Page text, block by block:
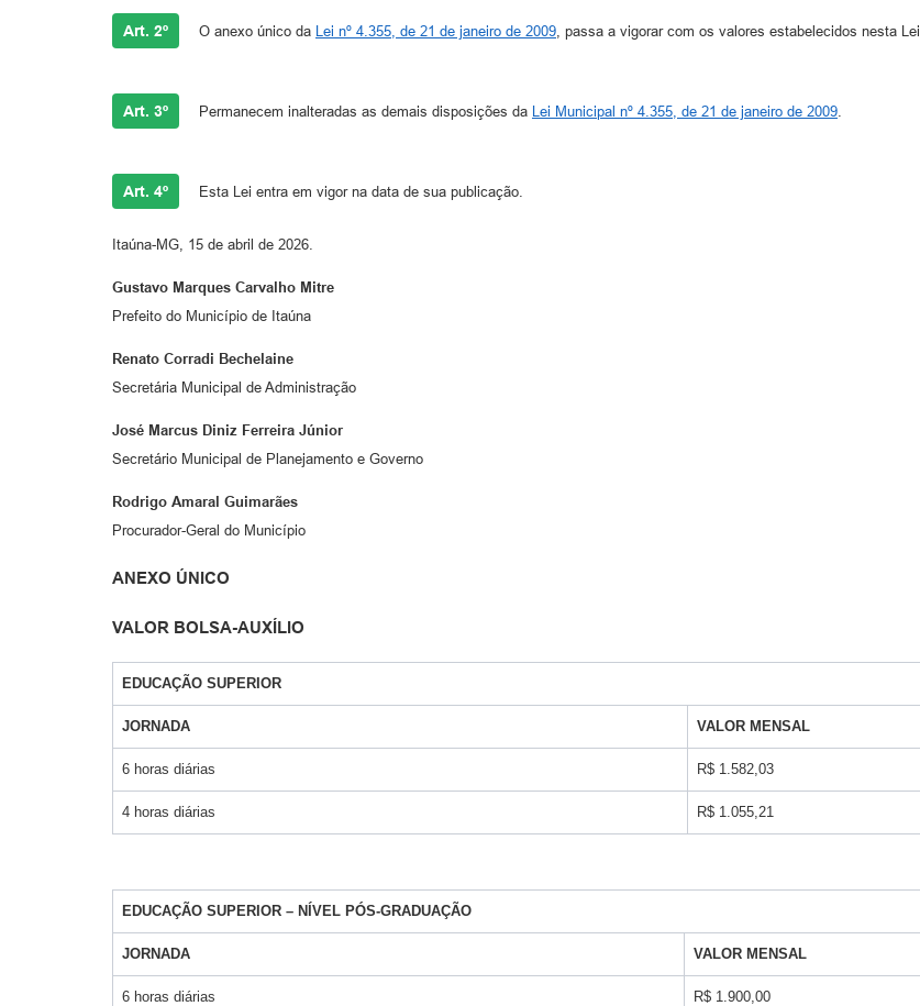
Art. 2º O anexo único da Lei nº 4.355, de 21 de janeiro de 2009 , passa a vigorar com os valores estabelecidos nesta Lei.
Art. 3º Permanecem inalteradas as demais disposições da Lei Municipal nº 4.355, de 21 de janeiro de 2009
Art. 4º Esta Lei entra em vigor na data de sua publicação.
Itaúna-MG, 15 de abril de 2026.
Gustavo Marques Carvalho Mitre
Prefeito do Município de Itaúna
Renato Corradi Bechelaine
Secretária Municipal de Administração
José Marcus Diniz Ferreira Júnior
Secretário Municipal de Planejamento e Governo
Rodrigo Amaral Guimarães
Procurador-Geral do Município
ANEXO ÚNICO
VALOR BOLSA-AUXÍLIO
EDUCAÇÃO SUPERIOR
JORNADA VALOR MENSAL
6 horas diárias R$ 1.582,03
4 horas diárias R$ 1.055,21
EDUCAÇÃO SUPERIOR – NÍVEL PÓS-GRADUAÇÃO
JORNADA VALOR MENSAL
6 horas diárias R$ 1.900,00